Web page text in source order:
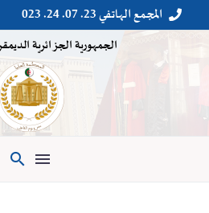

 المجمع الهاتفي 23. 07. 24. 023
الجمهورية الجزائرية
